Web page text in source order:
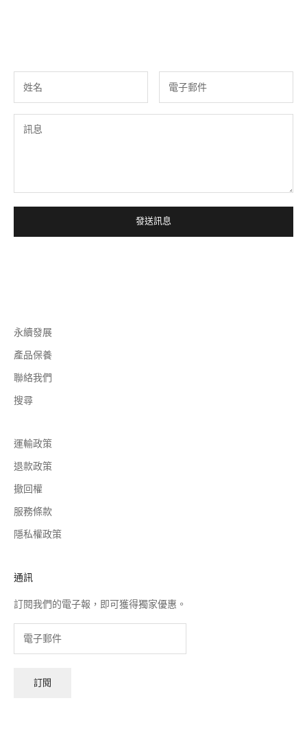
發送訊息
永續發展
產品保養
聯絡我們
搜尋
運輸政策
退款政策
撤回權
服務條款
隱私權政策
通訊
訂閱我們的電子報，即可獲得獨家優惠。
訂閱